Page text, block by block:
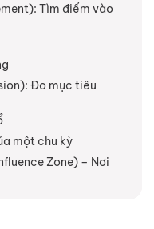
Tìm điểm vào
Đo mục tiêu
một chu kỳ
Zone) – Nơi